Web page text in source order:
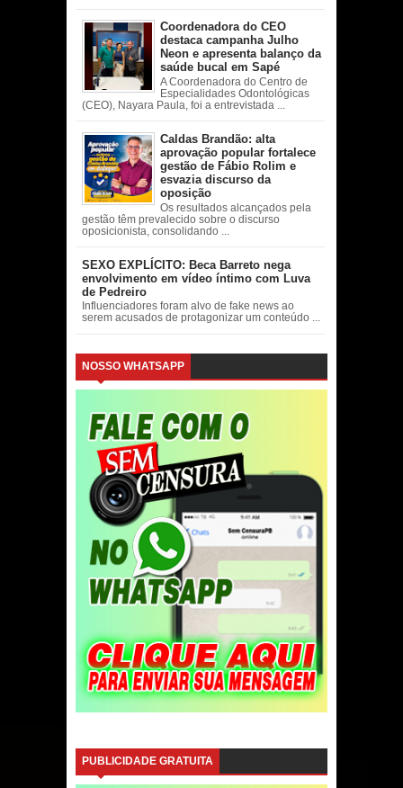
Coordenadora do CEO
destaca campanha Julho
Neon e apresenta balanço da
saúde bucal em Sapé
A Coordenadora do Centro de
Especialidades Odontológicas
(CEO), Nayara Paula, foi a entrevistada ...
Caldas Brandão: alta
aprovação popular fortalece
gestão de Fábio Rolim e
esvazia discurso da
oposição
Os resultados alcançados pela
gestão têm prevalecido sobre o discurso
oposicionista, consolidando ...
SEXO EXPLÍCITO: Beca Barreto nega
envolvimento em vídeo íntimo com Luva
de Pedreiro
Influenciadores foram alvo de fake news ao
serem acusados de protagonizar um conteúdo ...
NOSSO WHATSAPP
PUBLICIDADE GRATUITA